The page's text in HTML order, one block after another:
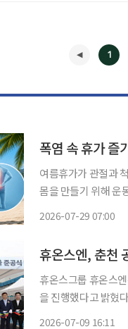
1
폭염 속 휴가
여름휴가가 관절과
몸을 만들기 위해 운
2026-07-29 07:00
휴온스엔, 춘천
휴온스그룹 휴온스
을 진행했다고 밝혔
2026-07-09 16:11